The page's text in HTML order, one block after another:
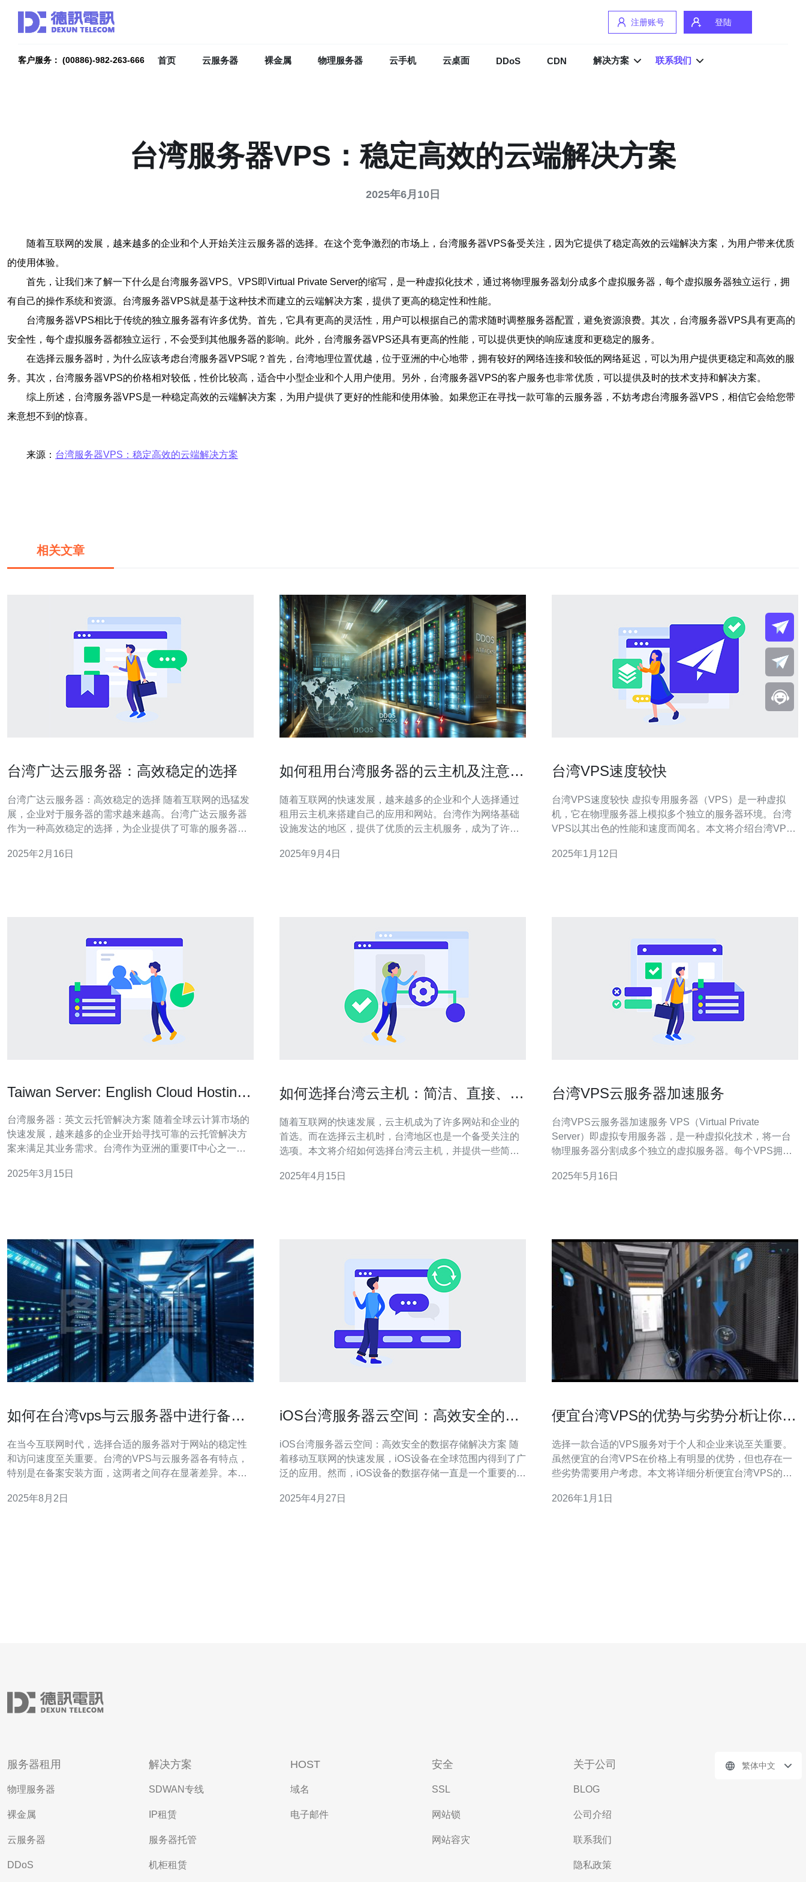
注册账号 登陆
客户服务： (00886)-982-263-666 首页 云服务器 裸金属 物理服务器 云手机 云桌面 DDoS CDN 解决方案 联系我们
台湾服务器VPS：稳定高效的云端解决方案
2025年6月10日
随着互联网的发展，越来越多的企业和个人开始关注云服务器的选择。在这个竞争激烈的市场上，台湾服务器VPS备受关注，因为它提供了稳定高效的云端解决方案，为用户带来优质
的使用体验。
首先，让我们来了解一下什么是台湾服务器VPS。VPS即Virtual Private Server的缩写，是一种虚拟化技术，通过将物理服务器划分成多个虚拟服务器，每个虚拟服务器独立运行，拥
有自己的操作系统和资源。台湾服务器VPS就是基于这种技术而建立的云端解决方案，提供了更高的稳定性和性能。
台湾服务器VPS相比于传统的独立服务器有许多优势。首先，它具有更高的灵活性，用户可以根据自己的需求随时调整服务器配置，避免资源浪费。其次，台湾服务器VPS具有更高的
安全性，每个虚拟服务器都独立运行，不会受到其他服务器的影响。此外，台湾服务器VPS还具有更高的性能，可以提供更快的响应速度和更稳定的服务。
在选择云服务器时，为什么应该考虑台湾服务器VPS呢？首先，台湾地理位置优越，位于亚洲的中心地带，拥有较好的网络连接和较低的网络延迟，可以为用户提供更稳定和高效的服
务。其次，台湾服务器VPS的价格相对较低，性价比较高，适合中小型企业和个人用户使用。另外，台湾服务器VPS的客户服务也非常优质，可以提供及时的技术支持和解决方案。
综上所述，台湾服务器VPS是一种稳定高效的云端解决方案，为用户提供了更好的性能和使用体验。如果您正在寻找一款可靠的云服务器，不妨考虑台湾服务器VPS，相信它会给您带
来意想不到的惊喜。
来源： 台湾服务器VPS：稳定高效的云端解决方案
相关文章
台湾广达云服务器：高效稳定的选择
台湾广达云服务器：高效稳定的选择 随着互联网的迅猛发
展，企业对于服务器的需求越来越高。台湾广达云服务器
作为一种高效稳定的选择，为企业提供了可靠的服务器解
业中的应用价值。 台湾广达云服务器是基于云计算技术的
2025年2月16日
如何租用台湾服务器的云主机及注意事
随着互联网的快速发展，越来越多的企业和个人选择通过
租用云主机来搭建自己的应用和网站。台湾作为网络基础
设施发达的地区，提供了优质的云主机服务，成为了许多
台湾服务器的过程可能会有些复杂。本文将为您详细介绍
2025年9月4日
台湾VPS速度较快
台湾VPS速度较快 虚拟专用服务器（VPS）是一种虚拟
机，它在物理服务器上模拟多个独立的服务器环境。台湾
VPS以其出色的性能和速度而闻名。本文将介绍台湾VPS
全球范围内享有盛誉，主要有以下几个优势： 地理位置优
2025年1月12日
Taiwan Server: English Cloud Hosting
台湾服务器：英文云托管解决方案 随着全球云计算市场的
快速发展，越来越多的企业开始寻找可靠的云托管解决方
案来满足其业务需求。台湾作为亚洲的重要IT中心之一，
的英文云托管解决方案，帮助您了解该地区的优势以及为
2025年3月15日
如何选择台湾云主机：简洁、直接、适
随着互联网的快速发展，云主机成为了许多网站和企业的
首选。而在选择云主机时，台湾地区也是一个备受关注的
选项。本文将介绍如何选择台湾云主机，并提供一些简
和选购台湾云主机。 台湾云主机相比其他地区的云主机，
2025年4月15日
台湾VPS云服务器加速服务
台湾VPS云服务器加速服务 VPS（Virtual Private
Server）即虚拟专用服务器，是一种虚拟化技术，将一台
物理服务器分割成多个独立的虚拟服务器。每个VPS拥有
VPS云服务器有着优越的网络连接和稳定的性能，适合需
2025年5月16日
如何在台湾vps与云服务器中进行备案
在当今互联网时代，选择合适的服务器对于网站的稳定性
和访问速度至关重要。台湾的VPS与云服务器各有特点，
特别是在备案安装方面，这两者之间存在显著差异。本文
点，帮助用户做出明智的选择。 台湾VPS与云服务器的备
2025年8月2日
iOS台湾服务器云空间：高效安全的数
iOS台湾服务器云空间：高效安全的数据存储解决方案 随
着移动互联网的快速发展，iOS设备在全球范围内得到了广
泛的应用。然而，iOS设备的数据存储一直是一个重要的问
iOS台湾服务器云空间是一种高效安全的数据存储解决方
2025年4月27日
便宜台湾VPS的优势与劣势分析让你做
选择一款合适的VPS服务对于个人和企业来说至关重要。
虽然便宜的台湾VPS在价格上有明显的优势，但也存在一
些劣势需要用户考虑。本文将详细分析便宜台湾VPS的优
商，以便您做出明智的选择。 便宜台湾VPS的优势 便宜的
2026年1月1日
服务器租用
物理服务器
裸金属
云服务器
DDoS
解决方案
SDWAN专线
IP租赁
服务器托管
机柜租赁
HOST
域名
电子邮件
安全
SSL
网站锁
网站容灾
关于公司
BLOG
公司介绍
联系我们
隐私政策
繁体中文